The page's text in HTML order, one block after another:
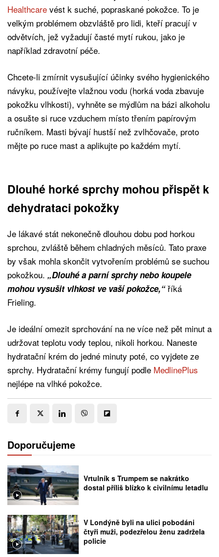
Healthcare vést k suché, popraskané pokožce. To je
velkým problémem obzvláště pro lidi, kteří pracují v
odvětvích, jež vyžadují časté mytí rukou, jako je
například zdravotní péče.
Chcete-li zmírnit vysušující účinky svého hygienického
návyku, používejte vlažnou vodu (horká voda zbavuje
pokožku vlhkosti), vyhněte se mýdlům na bázi alkoholu
a osušte si ruce vzduchem místo třením papírovým
ručníkem. Masti bývají hustší než zvlhčovače, proto
mějte po ruce mast a aplikujte po každém mytí.
Dlouhé horké sprchy mohou přispět k
dehydrataci pokožky
Je lákavé stát nekonečně dlouhou dobu pod horkou
sprchou, zvláště během chladných měsíců. Tato praxe
by však mohla skončit vytvořením problémů se suchou
pokožkou. „Dlouhé a parní sprchy nebo koupele
mohou vysušit vlhkost ve vaší pokožce,“říká
Frieling.
Je ideální omezit sprchování na ne více než pět minut a
udržovat teplotu vody teplou, nikoli horkou. Naneste
hydratační krém do jedné minuty poté, co vyjdete ze
sprchy. Hydratační krémy fungují podle MedlinePlus
nejlépe na vlhké pokožce.
Doporučujeme
Vrtulník s Trumpem se nakrátko
dostal příliš blízko k civilnímu letadlu
V Londýně byli na ulici pobodáni
čtyři muži, podezřelou ženu zadržela
policie